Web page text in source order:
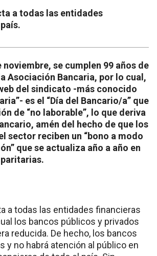
a todas las entidades
noviembre, se cumplen 99 años de
Asociación Bancaria, por lo cual,
del sindicato -más conocido
es el “Día del Bancario/a” que
de “no laborable”, lo que deriva
amén del hecho de que los
sector reciben un “bono a modo
que se actualiza año a año en
a todas las entidades financieras
los bancos públicos y privados
reducida. De hecho, los bancos
y no habrá atención al público en